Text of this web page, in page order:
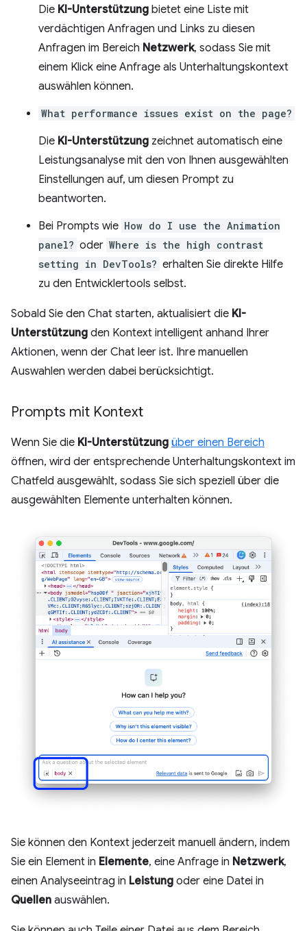
Die KI-Unterstützung bietet eine Liste mit
verdächtigen Anfragen und Links zu diesen
Anfragen im Bereich Netzwerk, sodass Sie mit
einem Klick eine Anfrage als Unterhaltungskontext
auswählen können.
What performance issues exist on the page?
Die KI-Unterstützung zeichnet automatisch eine
Leistungsanalyse mit den von Ihnen ausgewählten
Einstellungen auf, um diesen Prompt zu
beantworten.
Bei Prompts wie How do I use the Animation
panel? oder Where is the high contrast
setting in DevTools? erhalten Sie direkte Hilfe
zu den Entwicklertools selbst.
Sobald Sie den Chat starten, aktualisiert die KI-
Unterstützung den Kontext intelligent anhand Ihrer
Aktionen, wenn der Chat leer ist. Ihre manuellen
Auswahlen werden dabei berücksichtigt.
Prompts mit Kontext
Wenn Sie die KI-Unterstützung über einen Bereich
öffnen, wird der entsprechende Unterhaltungskontext im
Chatfeld ausgewählt, sodass Sie sich speziell über die
ausgewählten Elemente unterhalten können.
Sie können den Kontext jederzeit manuell ändern, indem
Sie ein Element in Elemente, eine Anfrage in Netzwerk,
einen Analyseeintrag in Leistung oder eine Datei in
Quellen auswählen.